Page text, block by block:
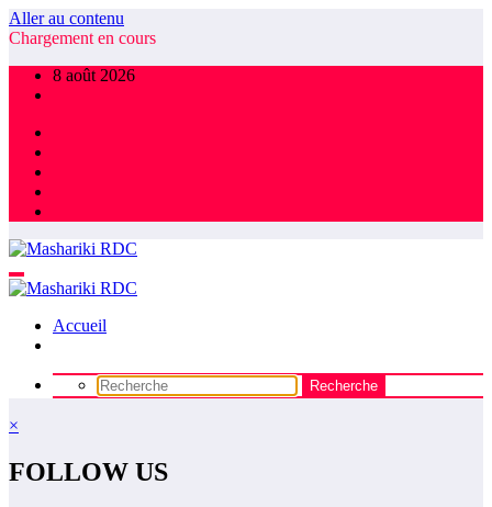
Aller au contenu
Chargement en cours
8 août 2026
Accueil
×
FOLLOW US